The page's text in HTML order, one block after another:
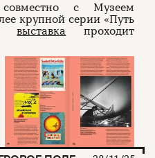
с Музеем
крупной серии «Путь
выставка проходит